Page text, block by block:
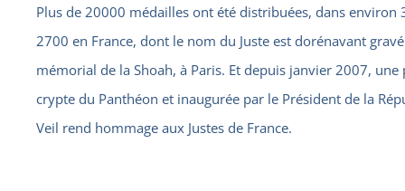
Plus de 20000 médailles ont été distribuées, dans environ
2700 en France, dont le nom du Juste est dorénavant
mémorial de la Shoah, à Paris. Et depuis janvier 2007, une
crypte du Panthéon et inaugurée par le Président de la
Veil rend hommage aux Justes de France.